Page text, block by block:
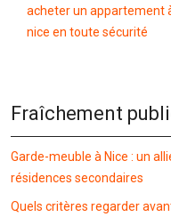
acheter un appartement
nice en toute sécurité
Fraîchement
Garde-meuble à Nice : un
résidences secondaires
Quels critères regarder